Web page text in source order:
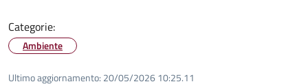
Categorie:
Ambiente
Ultimo aggiornamento: 20/05/2026 10:25.11